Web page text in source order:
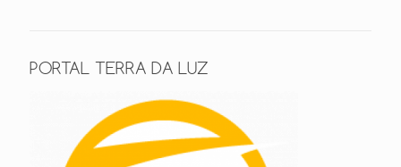
PORTAL TERRA DA LUZ